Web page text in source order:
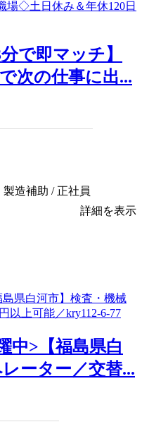
で即マッチ】
次の仕事に出...
造補助 / 正社員
詳細を表示
中>【福島県白
ーター／交替...